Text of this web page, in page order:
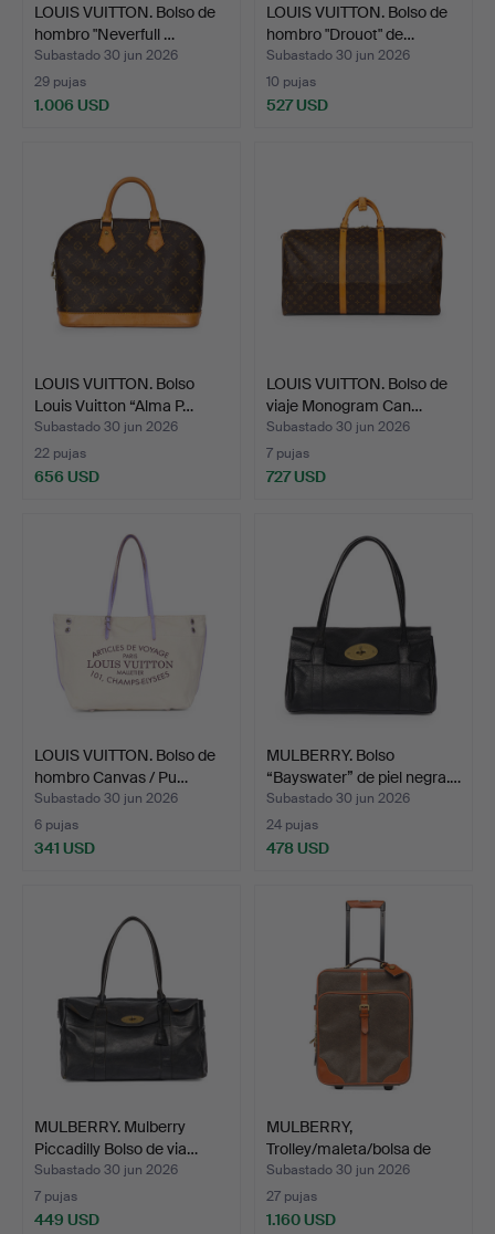
LOUIS VUITTON. Bolso de
hombro "Neverfull …
Subastado 30 jun 2026
29 pujas
1.006 USD
LOUIS VUITTON. Bolso de
hombro "Drouot" de…
Subastado 30 jun 2026
10 pujas
527 USD
LOUIS VUITTON. Bolso
Louis Vuitton “Alma P…
Subastado 30 jun 2026
22 pujas
656 USD
LOUIS VUITTON. Bolso de
viaje Monogram Can…
Subastado 30 jun 2026
7 pujas
727 USD
LOUIS VUITTON. Bolso de
hombro Canvas / Pu…
Subastado 30 jun 2026
6 pujas
341 USD
MULBERRY. Bolso
“Bayswater” de piel negra.…
Subastado 30 jun 2026
24 pujas
478 USD
MULBERRY. Mulberry
Piccadilly Bolso de via…
Subastado 30 jun 2026
7 pujas
449 USD
MULBERRY,
Trolley/maleta/bolsa de
cabina e…
Subastado 30 jun 2026
27 pujas
1.160 USD